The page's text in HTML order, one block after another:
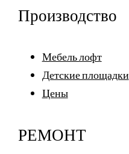
Производство
Мебель лофт
Детские площадки
Цены
РЕМОНТ